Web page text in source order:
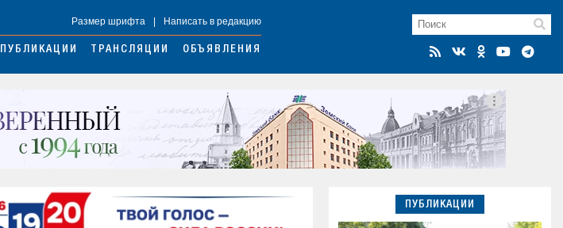
Размер шрифта Написать в редакцию
ПУБЛИКАЦИИ ТРАНСЛЯЦИИ ОБЪЯВЛЕНИЯ
ПУБЛИКАЦИИ